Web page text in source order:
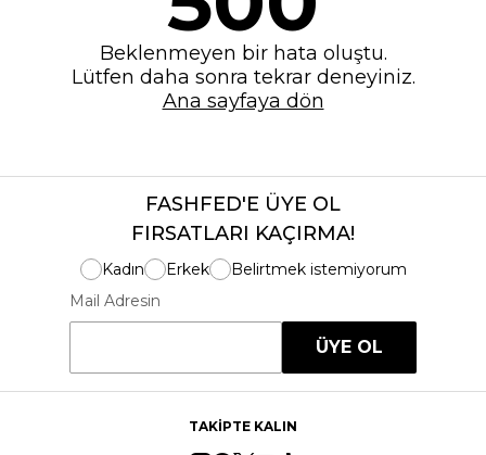
Beklenmeyen bir hata oluştu.
Lütfen daha sonra tekrar deneyiniz.
Ana sayfaya dön
FASHFED'E ÜYE OL
FIRSATLARI KAÇIRMA!
Kadın Erkek
Belirtmek istemiyorum
Mail Adresin
ÜYE OL
TAKİPTE KALIN